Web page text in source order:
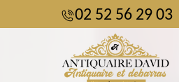
02 52 56 29 03